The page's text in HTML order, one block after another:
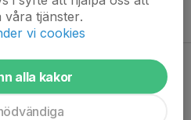
2016 - IF Viken Pojkar Fö
tjänster.
vi cookies
alla kakor